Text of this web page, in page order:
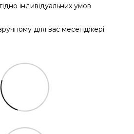
індивідуальних умов
для вас месенджері